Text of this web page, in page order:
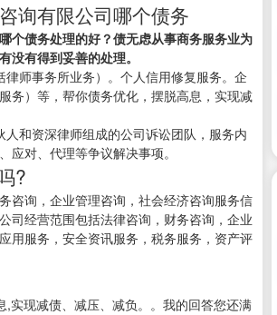
询有限公司哪个债务
个债务处理的好？债无虑从事商务服务业为
有得到妥善的处理。
师事务所业务）。个人信用修复服务。企
务）等，帮你债务优化，摆脱高息，实现减
和资深律师组成的公司诉讼团队，服务内
对、代理等争议解决事项。
?
咨询，企业管理咨询，社会经济咨询服务信
司经营范围包括法律咨询，财务咨询，企业
用服务，安全资讯服务，税务服务，资产评
实现减债、减压、减负。。我的回答您还满